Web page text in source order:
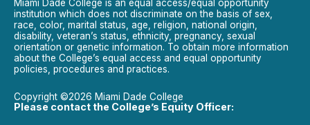
Miami Dade College is an equal access/equal opportunity
institution which does not discriminate on the basis of sex,
race, color, marital status, age, religion, national origin,
disability, veteran’s status, ethnicity, pregnancy, sexual
orientation or genetic information. To obtain more information
about the College’s equal access and equal opportunity
policies, procedures and practices.
Copyright ©2026 Miami Dade College
Please contact the College’s Equity Officer: